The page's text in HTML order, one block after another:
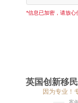
*信息已加密，请放心
英国创新移
因为专业！